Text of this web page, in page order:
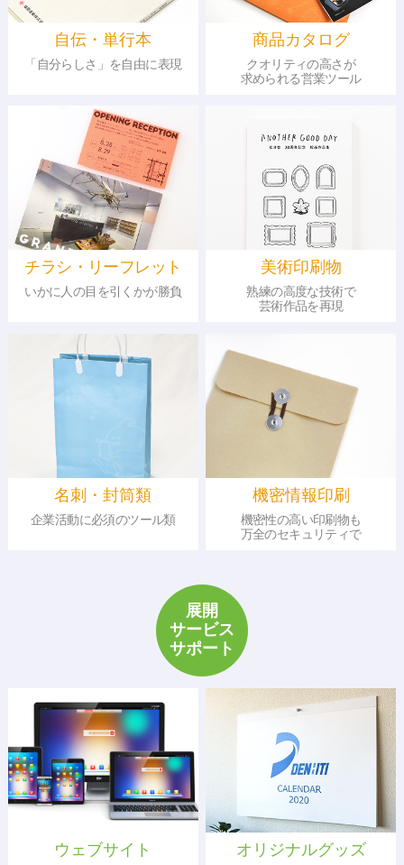
自伝・単行本
「自分らしさ」を自由に表現
商品カタログ
クオリティの高さが
求められる営業ツール
チラシ・リーフレット
いかに人の目を引くかが勝負
美術印刷物
熟練の高度な技術で
芸術作品を再現
名刺・封筒類
企業活動に必須のツール類
機密情報印刷
機密性の高い印刷物も
万全のセキュリティで
展開
サービス
サポート
ウェブサイト オリジナルグッズ